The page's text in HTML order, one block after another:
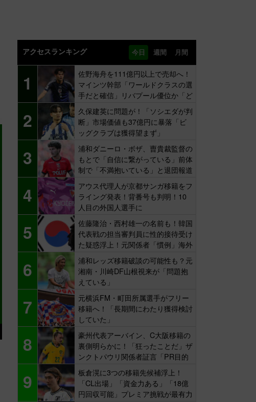
アクセスランキング 今日 週間 月間
1
佐野海舟を111億円以上で売却へ！
マインツ幹部「ワールドクラスの選
手だと確信」リバプール優位か「ど
ちらかだ」
2
久保建英に問題が！「ソシエダが判
断」市場価値も37億円に暴落「ビ
ッグクラブは獲得望まず」
3
浦和ダニーロ・ボザ、曺貴裁監督の
もとで「自信に繋がっている」前体
制で「不満抱いている」と退団報道
4
アウス代理人が京都サンガ移籍をフ
ライング発表！背番号も判明！10
人目の外国人選手に
5
佐藤隆治・西村雄一の名前も！韓国
代表戦の担当審判員に性的接待受け
た疑惑浮上！元関係者「慣例」海外
報道
6
浦和レッズ移籍破談の可能性も？元
湘南・川崎DF山根視来が「問題抱
えている」
7
元横浜FM・町田所属選手がフリー
移籍へ！「長期間にわたり獲得検討
していた」
8
豪州代表アーバイン、C大阪移籍の
裏側明らかに！「狂ったことだ」ザ
ンクトパウリ関係者証言「PR目的
9
板倉滉に3つの移籍先候補浮上！
「CL出場」「資金力ある」「18億
円回収可能」プレミア挑戦が最有力